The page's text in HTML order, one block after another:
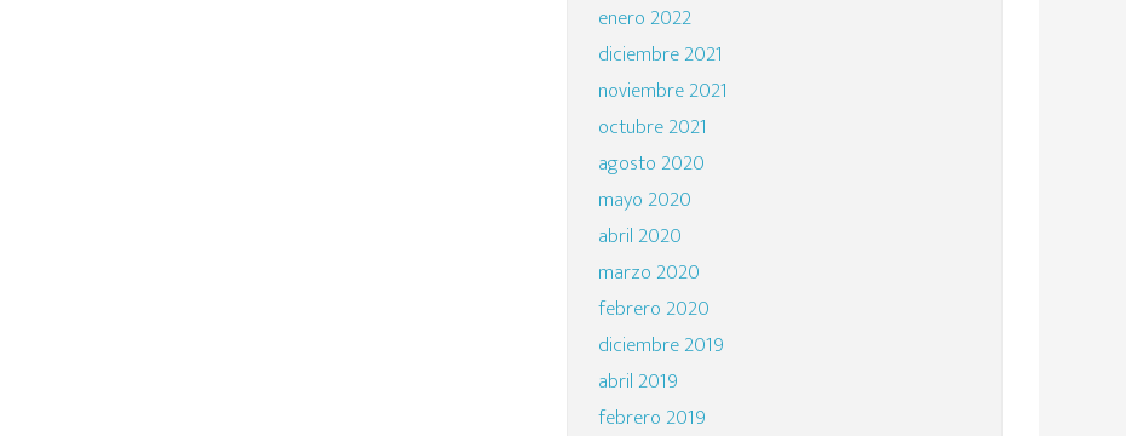
enero 2022
diciembre 2021
noviembre 2021
octubre 2021
agosto 2020
mayo 2020
abril 2020
marzo 2020
febrero 2020
diciembre 2019
abril 2019
febrero 2019